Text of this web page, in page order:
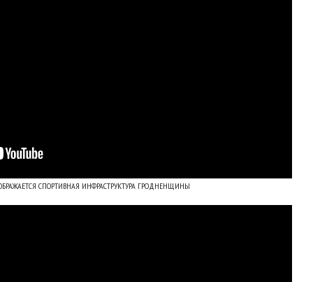
СПОРТИВНАЯ ИНФРАСТРУКТУРА ГРОДНЕНЩИНЫ